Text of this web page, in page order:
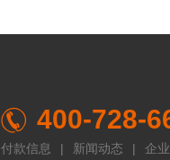
400-728-
付款信息 | 新闻动态 | 企